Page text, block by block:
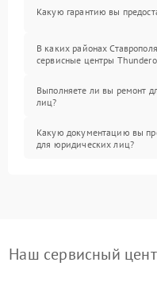
Какую гарантию вы
В каких районах
сервисные центры
Выполняете ли вы ремонт
лиц?
Какую документацию вы
для юридических лиц?
Наш сервисный